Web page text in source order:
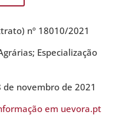
nº 18010/2021
Especialização
de novembro de 2021
em uevora.pt